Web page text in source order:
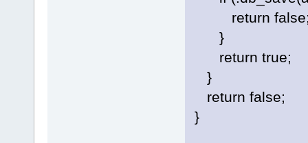
return
}
return true;
}
return false;
}